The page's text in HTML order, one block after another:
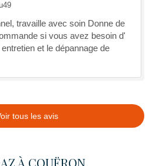
travaille avec soin Donne de
si vous avez besoin d'
et le dépannage de
tous les avis
À COUËRON